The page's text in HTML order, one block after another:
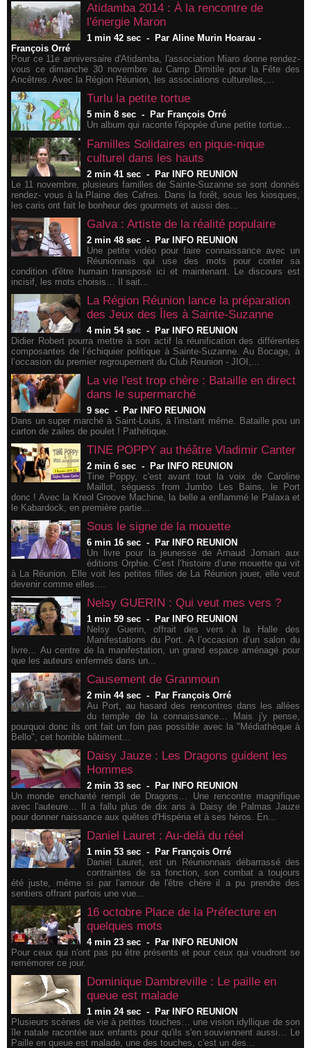
​Atidamba 2014 : À la rencontre de
l'énergie Maron
1 min 42 sec-
Par Aline Murin Hoarau -
François Orré
Pour ce 11e anniversaire d'Atidamba, l'association Miaro donne rendez-
vous ce dimanche 30 novembre au Camp Dimitile pour la Fête des
Ancêtres. Avec la Région Réunion, les associations culturelles,...
Turlu la petite tortue
5 min 8 sec-
Par François Orré
Un album qui raconte l'épopée d'une petite tortue…
​Familles Solidaires en pique-nique
culturel dans les hauts
2 min 41 sec-
Par INFO REUNION
Le 11 novembre, plusieurs familles de Sainte-Suzanne se sont donnés
rendez- vous à la Plaine des Cafres. Dans la forêt, sous les kiosques,
les caris ont fait le bonheur des gourmets et aussi des...
Galva : Artiste de la réalité populaire
2 min 48 sec-
Par INFO REUNION
Une petite vidéo pour faire connaissance avec un
Réunionnais qui use des mots pour conter sa
condition d'être humain transposé ici et maintenant. Le discours est
incisif, les mots choisis… Il sait...
La Région Réunion lance la préparation
des Jeux des Îles à Sainte-Suzanne
4 min 54 sec-
Par INFO REUNION
Didier Robert pourra mettre à son actif la réunification des différentes
composantes de l’échiquier politique à Sainte-Suzanne. Au Bocage, à
l’occasion du premier regroupement du Club Reunion - JIOI,...
La vie l'est trop chère : Bataille en direct
dans le supermarché
9 sec-
Par INFO REUNION
Dans un super marché à Saint-Louis, à l'instant même. Bataille pou un
carton de zailes de poulet ! Pathétique.
TINE POPPY au théâtre Vladimir Canter
2 min 6 sec-
Par INFO REUNION
Tine Poppy, c'est avant tout la voix de Caroline
Maillot, séguess from Jumbo Les Bains, le Port
donc ! Avec la Kreol Groove Machine, la belle a enflammé le Palaxa et
le Kabardock, en première partie...
​Sous le signe de la mouette
6 min 16 sec-
Par INFO REUNION
Un livre pour la jeunesse de Arnaud Jomain aux
éditions Orphie. C’est l’histoire d’une mouette qui vit
à La Réunion. Elle voit les petites filles de La Réunion jouer, elle veut
devenir comme elles....
Nelsy GUERIN : Qui veut mes vers ?
1 min 59 sec-
Par INFO REUNION
Nelsy Guerin, offrait des vers à la Halle des
Manifestations du Port. A l’occasion d’un salon du
livre… Au centre de la manifestation, un grand espace aménagé pour
que les auteurs enfermés dans un...
Causement de Granmoun
2 min 44 sec-
Par François Orré
Au Port, au hasard des rencontres dans les allées
du temple de la connaissance… Mais j'y pense,
pourquoi donc ils ont fait un foin pas possible avec la "Médiathèque à
Bello", cet horrible bâtiment...
Daisy Jauze : Les Dragons guident les
Hommes
2 min 33 sec-
Par INFO REUNION
Un monde enchanté rempli de Dragons… Une rencontre magnifique
avec l'auteure… Il a fallu plus de dix ans à Daisy de Palmas Jauze
pour donner naissance aux quêtes d'Hispéria et à ses héros. En...
Daniel Lauret : Au-delà du réel
1 min 53 sec-
Par François Orré
Daniel Lauret, est un Réunionnais débarrassé des
contraintes de sa fonction, son combat a toujours
été juste, même si par l'amour de l'être chère il a pu prendre des
sentiers offrant parfois une vue...
16 octobre Place de la Préfecture en
quelques mots
4 min 23 sec-
Par INFO REUNION
Pour ceux qui n'ont pas pu être présents et pour ceux qui voudront se
remémorer ce jour.
Dominique Dambreville : Le paille en
queue est malade
1 min 24 sec-
Par INFO REUNION
Plusieurs scènes de vie à petites touches… une vision idyllique de son
île natale racontée aux enfants pour qu'ils s'en souviennent aussi… Le
Paille en queue est malade, une des touches, c'est un des...